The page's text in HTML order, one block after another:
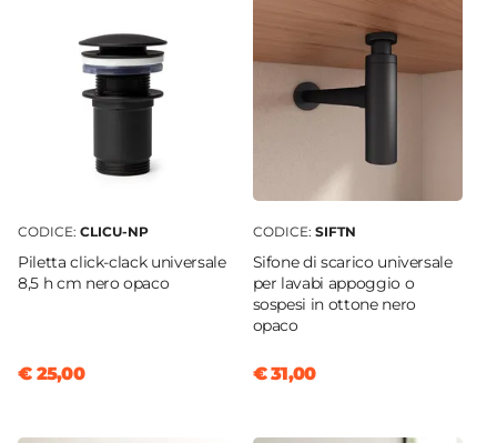
Struttura
Ante
Opaca
Materiale Mobile
Frontale
Dritto
Chiusura
CODICE: CLICU-NP
Piletta click-clack universale
8,5 h cm nero opaco
€ 25,00
CODICE: SIFTN
Sifone di scarico universale
per lavabi appoggio o
sospesi in ottone nero
opaco
€ 31,00